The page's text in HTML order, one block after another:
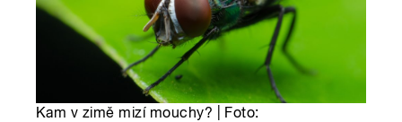
Kam v zimě mizí mouchy? | Foto: